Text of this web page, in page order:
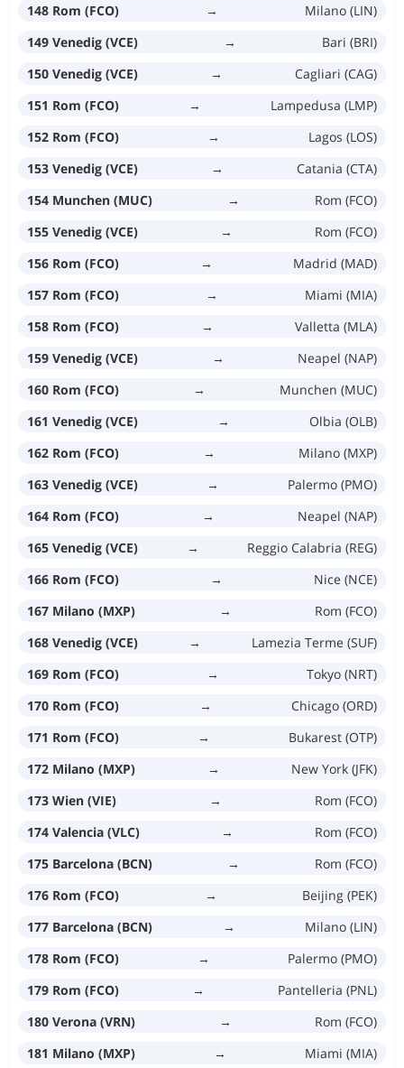
148 Rom (FCO)
→
Milano (LIN)
149 Venedig (VCE)
→
Bari (BRI)
150 Venedig (VCE)
→
Cagliari (CAG)
151 Rom (FCO)
→
Lampedusa (LMP)
152 Rom (FCO)
→
Lagos (LOS)
153 Venedig (VCE)
→
Catania (CTA)
154 Munchen (MUC)
→
Rom (FCO)
155 Venedig (VCE)
→
Rom (FCO)
156 Rom (FCO)
→
Madrid (MAD)
157 Rom (FCO)
→
Miami (MIA)
158 Rom (FCO)
→
Valletta (MLA)
159 Venedig (VCE)
→
Neapel (NAP)
160 Rom (FCO)
→
Munchen (MUC)
161 Venedig (VCE)
→
Olbia (OLB)
162 Rom (FCO)
→
Milano (MXP)
163 Venedig (VCE)
→
Palermo (PMO)
164 Rom (FCO)
→
Neapel (NAP)
165 Venedig (VCE)
→
Reggio Calabria (REG)
166 Rom (FCO)
→
Nice (NCE)
167 Milano (MXP)
→
Rom (FCO)
168 Venedig (VCE)
→
Lamezia Terme (SUF)
169 Rom (FCO)
→
Tokyo (NRT)
170 Rom (FCO)
→
Chicago (ORD)
171 Rom (FCO)
→
Bukarest (OTP)
172 Milano (MXP)
→
New York (JFK)
173 Wien (VIE)
→
Rom (FCO)
174 Valencia (VLC)
→
Rom (FCO)
175 Barcelona (BCN)
→
Rom (FCO)
176 Rom (FCO)
→
Beijing (PEK)
177 Barcelona (BCN)
→
Milano (LIN)
178 Rom (FCO)
→
Palermo (PMO)
179 Rom (FCO)
→
Pantelleria (PNL)
180 Verona (VRN)
→
Rom (FCO)
181 Milano (MXP)
→
Miami (MIA)